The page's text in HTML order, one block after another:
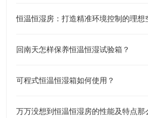
恒温恒湿房：打造精准环境控制的理想
回南天怎样保养恒温恒湿试验箱？
可程式恒温恒湿箱如何使用？
万万没想到恒温恒湿房的性能及特点那